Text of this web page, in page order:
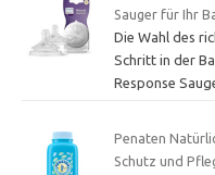
Sauger für Ihr
Die Wahl des
Schritt in der
Response
Penaten
Schutz und